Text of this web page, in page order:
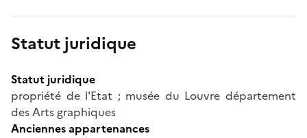
Statut juridique
Statut juridique
propriété de l'Etat ; musée du Louvre département
des Arts graphiques
Anciennes appartenances